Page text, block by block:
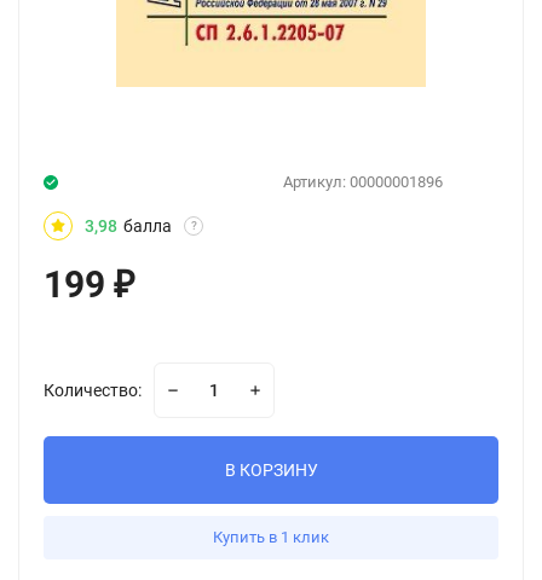
Артикул: 00000001896
3,98 балла ?
199 ₽
Количество:
В КОРЗИНУ
Купить в 1 клик